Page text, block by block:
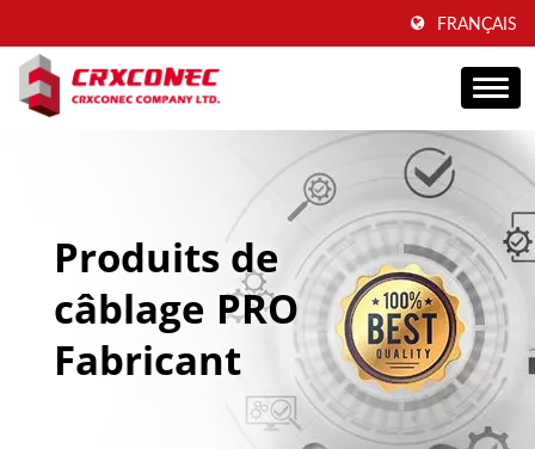
FRANÇAIS
Produits de
câblage PRO
Fabricant